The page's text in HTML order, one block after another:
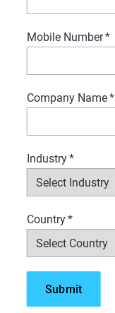
Mobile Number*
Company Name*
Industry*
Country*